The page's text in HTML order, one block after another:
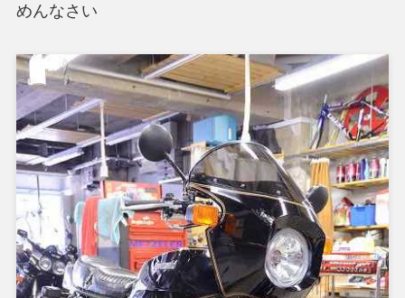
めんなさい